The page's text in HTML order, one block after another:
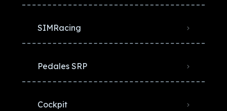
SIMRacing
Pedales SRP
Cockpit